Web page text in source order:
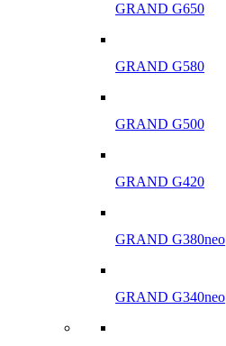
GRAND G650
GRAND G580
GRAND G500
GRAND G420
GRAND G380neo
GRAND G340neo